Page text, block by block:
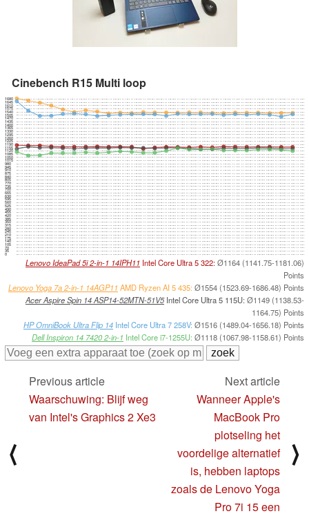
Cinebench R15 Multi loop
0
35
70
105
140
175
210
245
280
315
350
385
420
455
490
525
560
595
630
665
700
735
770
805
840
875
910
945
980
1015
1050
1085
1120
1155
1190
1225
1260
1295
1330
1365
1400
1435
1470
1505
1540
1575
1610
1645
1680
Lenovo IdeaPad 5i 2-in-1 14IPH11 Intel Core Ultra 5 322:Ø1164 (1141.75-1181.06)
Points
Lenovo Yoga 7a 2-in-1 14AGP11 AMD Ryzen AI 5 435:Ø1554 (1523.69-1686.48) Points
Acer Aspire Spin 14 ASP14-52MTN-51V5Intel Core Ultra 5 115U: Ø1149 (1138.53-
1164.75) Points
HP OmniBook Ultra Flip 14 Intel Core Ultra 7 258V: Ø1516 (1489.04-1656.18) Points
Dell Inspiron 14 7420 2-in-1 Intel Core i7-1255U: Ø1118 (1067.98-1158.61) Points
⟨
Previous article
Waarschuwing: Blijf weg
van Intel's Graphics 2 Xe3
Next article
Wanneer Apple's
MacBook Pro
plotseling het
voordelige alternatief
is, hebben laptops
zoals de Lenovo Yoga
Pro 7i 15 een
⟩